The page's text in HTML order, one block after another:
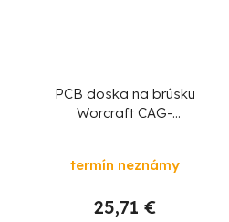
PCB doska na brúsku
Worcraft CAG-
termín neznámy
25,71 €